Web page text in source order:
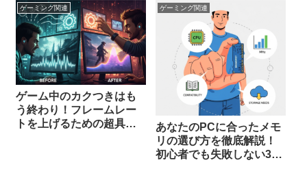
ゲーミング関連
ゲーム中のカクつきはも
う終わり！フレームレー
トを上げるための超具体
ゲーミング関連
あなたのPCに合ったメモ
リの選び方を徹底解説！
初心者でも失敗しない3つ